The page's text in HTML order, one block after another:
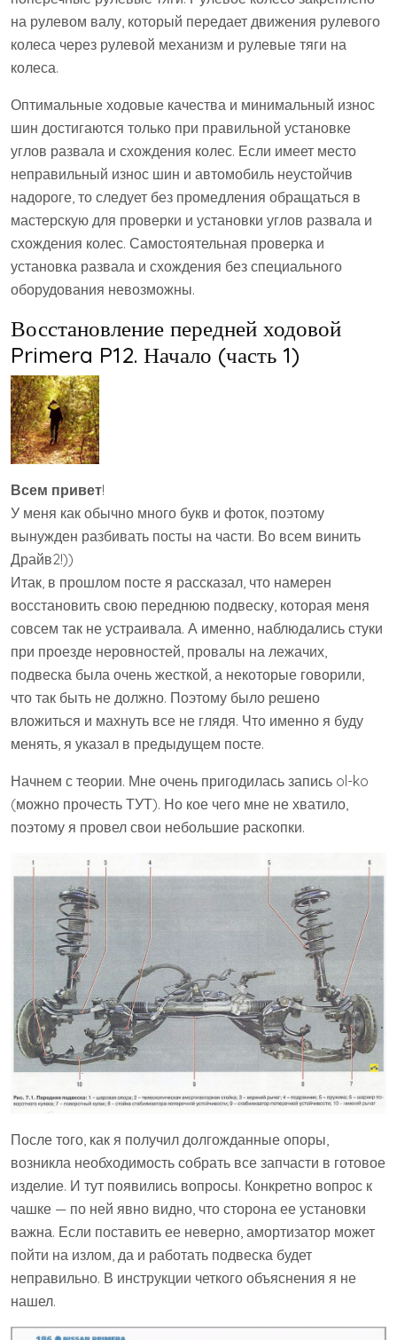
на рулевом валу, который передает движения рулевого
колеса через рулевой механизм и рулевые тяги на
колеса.
Оптимальные ходовые качества и минимальный износ
шин достигаются только при правильной установке
углов развала и схождения колес. Если имеет место
неправильный износ шин и автомобиль неустойчив
надороге, то следует без промедления обращаться в
мастерскую для проверки и установки углов развала и
схождения колес. Самостоятельная проверка и
установка развала и схождения без специального
оборудования невозможны.
Восстановление передней ходовой
Primera P12. Начало (часть 1)
Всем привет!
У меня как обычно много букв и фоток, поэтому
вынужден разбивать посты на части. Во всем винить
Драйв2!))
Итак, в прошлом посте я рассказал, что намерен
восстановить свою переднюю подвеску, которая меня
совсем так не устраивала. А именно, наблюдались стуки
при проезде неровностей, провалы на лежачих,
подвеска была очень жесткой, а некоторые говорили,
что так быть не должно. Поэтому было решено
вложиться и махнуть все не глядя. Что именно я буду
менять, я указал в предыдущем посте.
Начнем с теории. Мне очень пригодилась запись ol-ko
(можно прочесть ТУТ). Но кое чего мне не хватило,
поэтому я провел свои небольшие раскопки.
После того, как я получил долгожданные опоры,
возникла необходимость собрать все запчасти в готовое
изделие. И тут появились вопросы. Конкретно вопрос к
чашке — по ней явно видно, что сторона ее установки
важна. Если поставить ее неверно, амортизатор может
пойти на излом, да и работать подвеска будет
неправильно. В инструкции четкого объяснения я не
нашел.